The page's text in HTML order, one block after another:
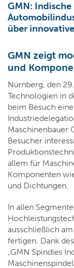
GMN:
über
GMN zeigt
und
Nürnberg, den
Technologien in
beim Besuch
Maschinenbauer
Besucher
allem für
Komponenten
und Dichtungen.
In allen
ausschließlich
fertigen. Dank
„GMN Spindles